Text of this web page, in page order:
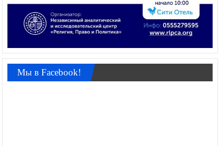
Мы в Facebook!